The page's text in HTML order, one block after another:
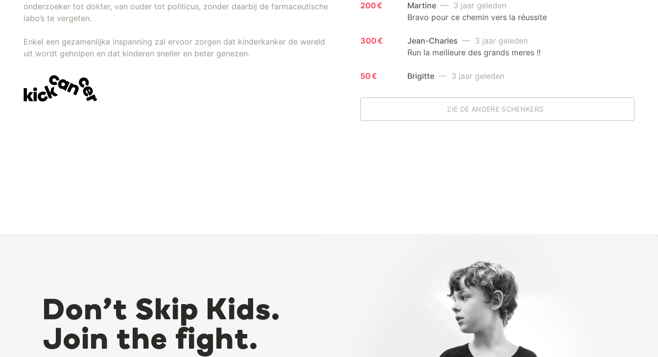
onderzoeker tot dokter, van ouder tot politicus, zonder daarbij de farmaceutische
labo’s te vergeten.
Enkel een gezamenlijke inspanning zal ervoor zorgen dat kinderkanker de wereld
uit wordt geholpen en dat kinderen sneller en beter genezen.
200 € Martine — 3 jaar geleden
Bravo pour ce chemin vers la réussite
300 € Jean-Charles — 3 jaar geleden
Run la meilleure des grands meres !!
50 € Brigitte — 3 jaar geleden
ZIE DE ANDERE SCHENKERS
Don’t Skip Kids.
Join the fight.